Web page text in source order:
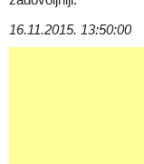
16.11.2015. 13:50:00